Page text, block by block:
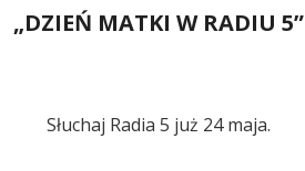
„DZIEŃ MATKI W RADIU 5”
Słuchaj Radia 5 już 24 maja.